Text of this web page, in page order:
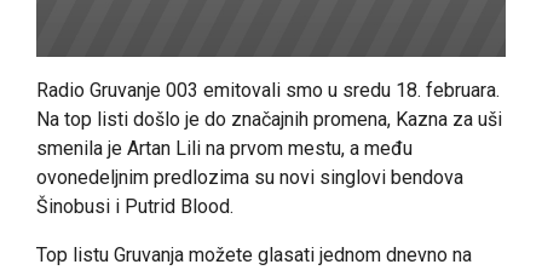
Radio Gruvanje 003 emitovali smo u sredu 18. februara.
Na top listi došlo je do značajnih promena, Kazna za uši
smenila je Artan Lili na prvom mestu, a među
ovonedeljnim predlozima su novi singlovi bendova
Šinobusi i Putrid Blood.
Top listu Gruvanja možete glasati jednom dnevno na